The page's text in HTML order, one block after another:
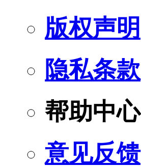
版权声明
隐私条款
帮助中心
意见反馈